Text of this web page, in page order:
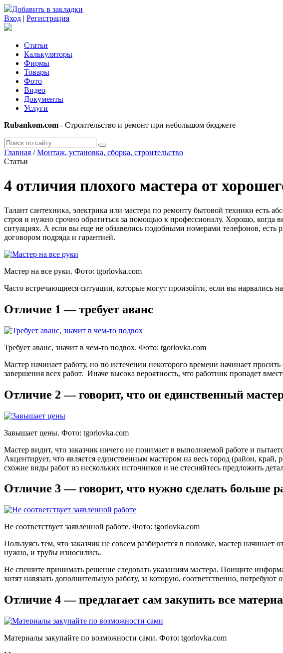
Добавить в закладки
Вход | Регистрация
Статьи
Калькуляторы
Фирмы
Товары
Фото
Видео
Документы
Услуги
Rubankom.com - Строительство и ремонт при небольшом бюджете
Главная /Монтаж, установка, сборка, строительство
Статьи
4 отличия плохого мастера от
Талант сантехника, электрика или мастера по ремонту бытовой техники есть
строя и нужно срочно обратиться за помощью к профессионалу. Хорошо,
ситуациях. А если вы еще не обзавелись подобными номерами телефонов, есть
договором подряда и гарантией.
Мастер на все руки. Фото: tgorlovka.com
Часто встречающиеся ситуации, которые могут произойти, если вы нарвались
Отличие 1 — требует аванс
Требует аванс, значит в чем-то подвох. Фото: tgorlovka.com
Мастер начинает работу, но по истечении некоторого времени начинает
завершения всех работ. Иначе высока вероятность, что работник пропадет
Отличие 2 — говорит, что он единственный
Завышает цены. Фото: tgorlovka.com
Мастер видит, что заказчик ничего не понимает в выполняемой работе и
Акцентирует, что является единственным мастером на весь город (район,
схожие виды работ из нескольких источников и не стесняйтесь предложить
Отличие 3 — говорит, что нужно сделать больше
Не соответствует заявленной работе. Фото: tgorlovka.com
Пользуясь тем, что заказчик не совсем разбирается в поломке, мастер
нужно, и трубы износились.
Не спешите принимать решение следовать указаниям мастера. Поищите
хотят навязать дополнительную работу, за которую, соответственно, потребуют
Отличие 4 — предлагает сам закупить все
Материалы закупайте по возможности сами. Фото: tgorlovka.com